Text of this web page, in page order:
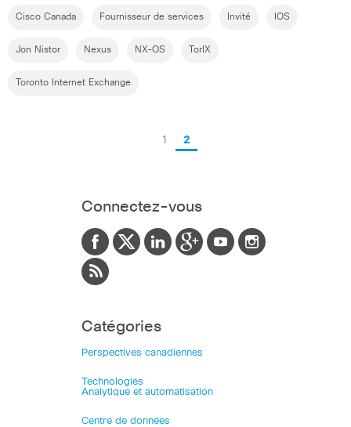
Cisco Canada Fournisseur de services Invité IOS
Jon Nistor Nexus NX-OS TorIX
Toronto Internet Exchange
1 2
Connectez-vous
Catégories
Perspectives canadiennes
Technologies
Analytique et automatisation
Centre de données